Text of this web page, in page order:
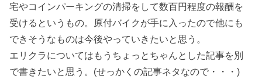
宅やコインパーキングの清掃をして数百円程度の報酬を
受けるというもの。原付バイクが手に入ったので他にも
できそうなものは今後やっていきたいと思う。
エリクラについてはもうちょっとちゃんとした記事を別
で書きたいと思う。(せっかくの記事ネタなので・・・)